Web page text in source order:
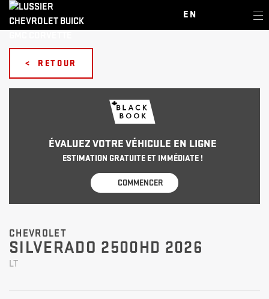
EN
< RETOUR
ÉVALUEZ VOTRE VÉHICULE EN LIGNE
ESTIMATION GRATUITE ET IMMÉDIATE !
COMMENCER
CHEVROLET
SILVERADO 2500HD 2026
LT